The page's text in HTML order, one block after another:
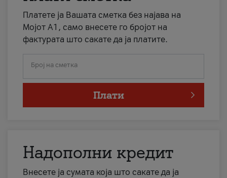
Платете ја Вашата сметка без најава на
Мојот А1, само внесете го бројот на
фактурата што сакате да ја платите.
Број на сметка
Плати
Надополни кредит
Внесете ја сумата која што сакате да ја